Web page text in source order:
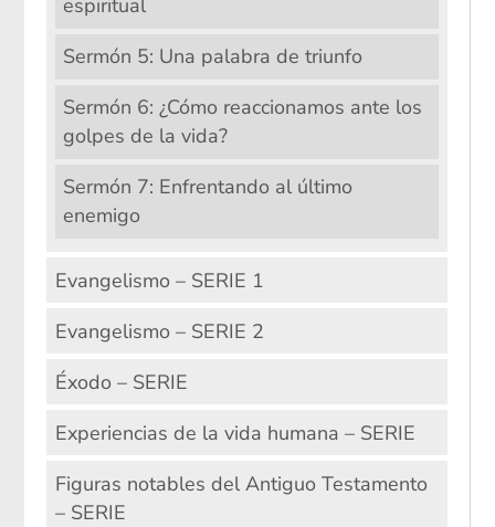
espiritual
Sermón 5: Una palabra de triunfo
Sermón 6: ¿Cómo reaccionamos ante los
golpes de la vida?
Sermón 7: Enfrentando al último
enemigo
Evangelismo – SERIE 1
Evangelismo – SERIE 2
Éxodo – SERIE
Experiencias de la vida humana – SERIE
Figuras notables del Antiguo Testamento
– SERIE